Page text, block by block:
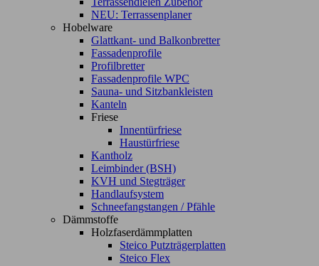
NEU: Terrassenplaner
Hobelware
Glattkant- und Balkonbretter
Fassadenprofile
Profilbretter
Fassadenprofile WPC
Sauna- und Sitzbankleisten
Kanteln
Friese
Innentürfriese
Haustürfriese
Kantholz
Leimbinder (BSH)
KVH und Stegträger
Handlaufsystem
Schneefangstangen / Pfähle
Dämmstoffe
Holzfaserdämmplatten
Steico Putzträgerplatten
Steico Flex